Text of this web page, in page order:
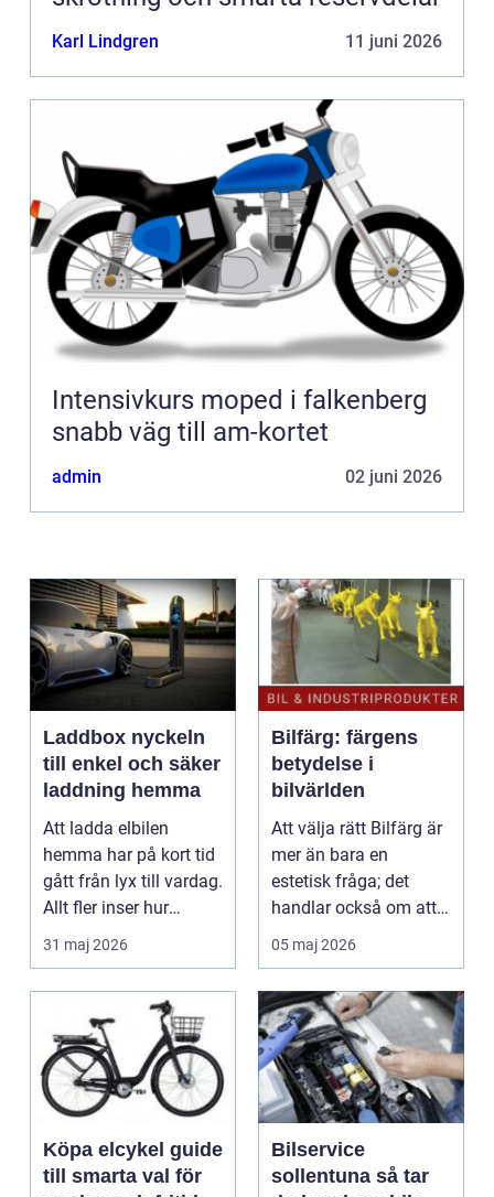
Karl Lindgren 11 juni 2026
Intensivkurs moped i falkenberg
snabb väg till am-kortet
admin 02 juni 2026
Laddbox nyckeln
till enkel och säker
laddning hemma
Att ladda elbilen
hemma har på kort tid
gått från lyx till vardag.
Allt fler inser hur
smidigt det ä...
31 maj 2026
Bilfärg: färgens
betydelse i
bilvärlden
Att välja rätt Bilfärg är
mer än bara en
estetisk fråga; det
handlar också om att
förstå hur val av ...
05 maj 2026
Köpa elcykel guide
till smarta val för
Bilservice
sollentuna så tar